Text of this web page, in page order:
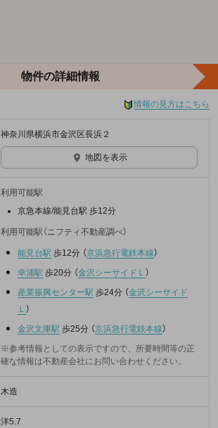
物件の詳細情報
情報の見方はこちら
神奈川県横浜市金沢区長浜２
地図を表示
利用可能駅
京急本線/能見台駅 歩12分
利用可能駅（ニフティ不動産調べ）
能見台駅 歩12分 （京浜急行電鉄本線）
幸浦駅 歩20分 （金沢シーサイドＬ ）
産業振興センター駅 歩24分 （金沢シーサイド
Ｌ ）
金沢文庫駅 歩25分 （京浜急行電鉄本線）
※参考情報としての表示ですので、所要時間等の正
確な情報は不動産会社にお問い合わせください。
木造
洋5.7